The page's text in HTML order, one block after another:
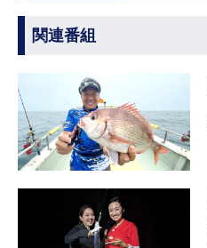
関連番組